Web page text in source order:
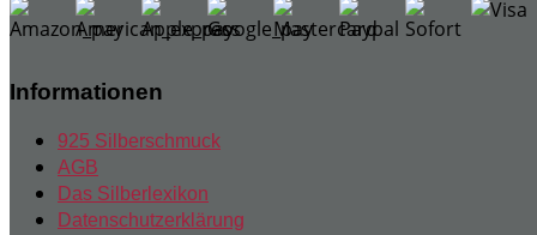
Informationen
925 Silberschmuck
AGB
Das Silberlexikon
Datenschutzerklärung